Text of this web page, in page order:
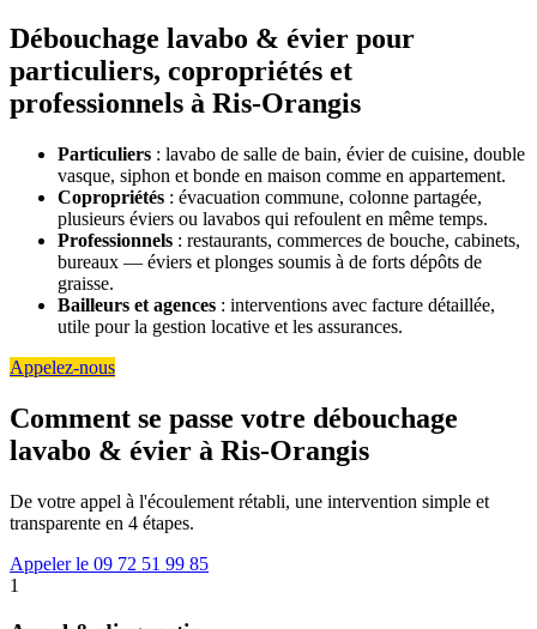
Débouchage lavabo & évier pour
particuliers, copropriétés et
professionnels à Ris-Orangis
Particuliers : lavabo de salle de bain, évier de cuisine, double
vasque, siphon et bonde en maison comme en appartement.
Copropriétés : évacuation commune, colonne partagée,
plusieurs éviers ou lavabos qui refoulent en même temps.
Professionnels : restaurants, commerces de bouche, cabinets,
bureaux — éviers et plonges soumis à de forts dépôts de
graisse.
Bailleurs et agences : interventions avec facture détaillée,
utile pour la gestion locative et les assurances.
Appelez-nous
Comment se passe votre débouchage
lavabo & évier à Ris-Orangis
De votre appel à l'écoulement rétabli, une intervention simple et
transparente en 4 étapes.
Appeler le 09 72 51 99 85
1